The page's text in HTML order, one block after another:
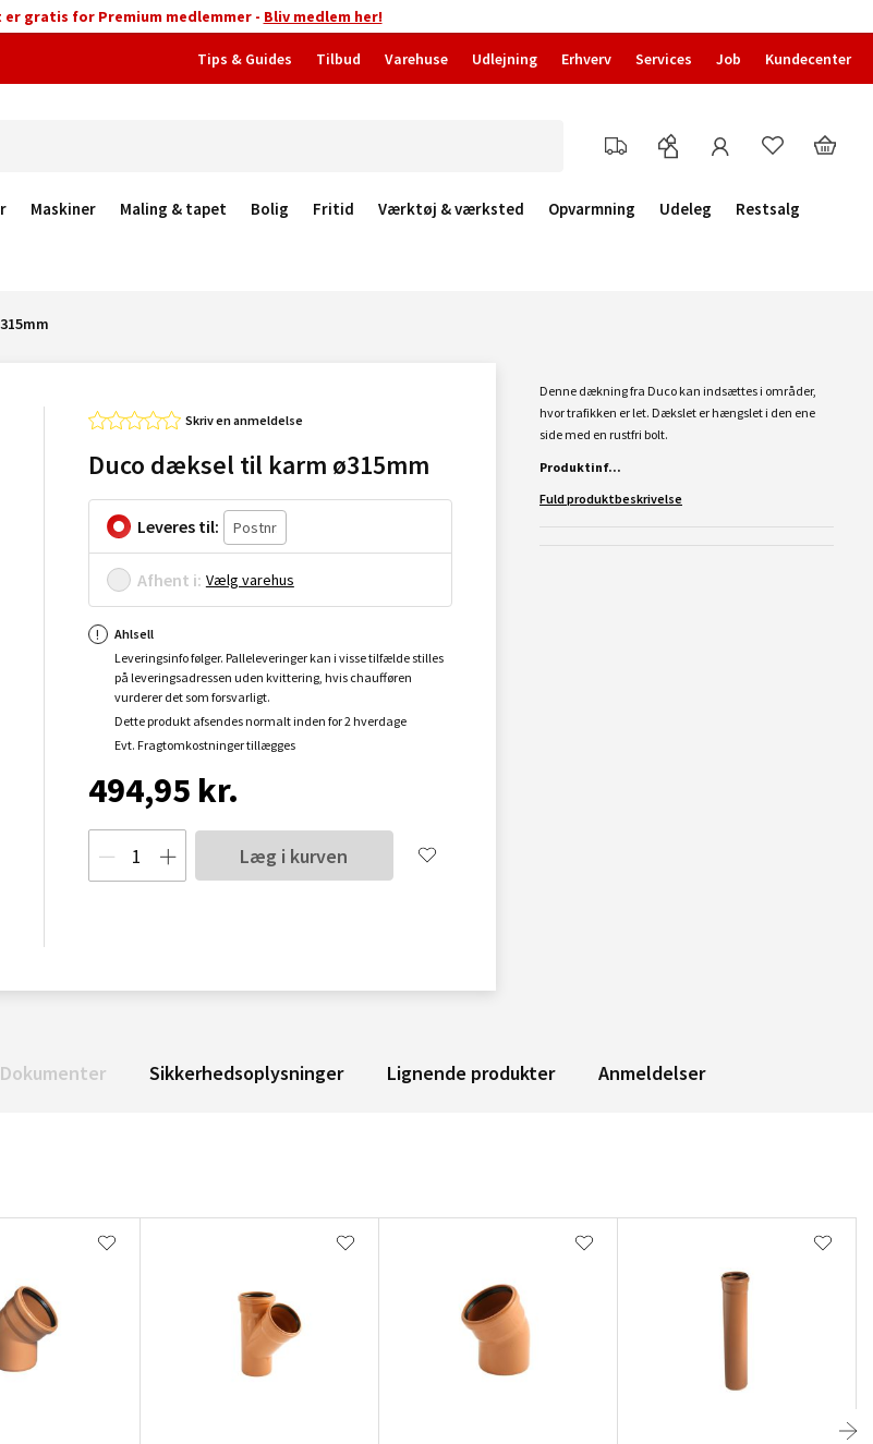
er gratis for Premium medlemmer - Bliv medlem her!
Tips & Guides Tilbud Varehuse Udlejning Erhverv Services Job Kundecenter
Maskiner Maling & tapet Bolig Fritid Værktøj & værksted Opvarmning Udeleg
Restsalg
Skriv en anmeldelse
Duco dæksel til karm ø315mm
Leveres til:
Afhent i: Vælg varehus
Ahlsell
Leveringsinfo følger. Palleleveringer kan i visse tilfælde stilles
på leveringsadressen uden kvittering, hvis chaufføren
vurderer det som forsvarligt.
Dette produkt afsendes normalt inden for 2 hverdage
Evt. Fragtomkostninger tillægges
494,95 kr.
Læg i kurven
Denne dækning fra Duco kan indsættes i områder,
hvor trafikken er let. Dækslet er hængslet i den ene
side med en rustfri bolt.
Produktinf...
Fuld produktbeskrivelse
Dokumenter Sikkerhedsoplysninger Lignende produkter Anmeldelser